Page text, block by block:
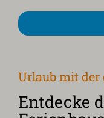
Urlaub mit der
Entdecke